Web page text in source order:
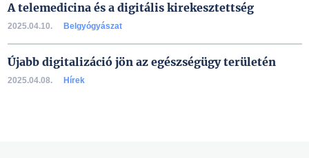
A telemedicina és a digitális kirekesztettség
2025.04.10. Belgyógyászat
Újabb digitalizáció jön az egészségügy területén
2025.04.08. Hírek